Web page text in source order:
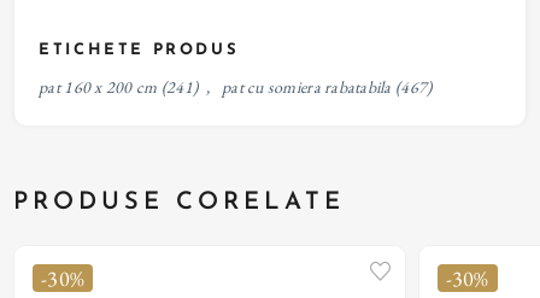
ETICHETE PRODUS
pat 160 x 200 cm (241) , pat cu somiera rabatabila (467)
PRODUSE CORELATE
-30% -30%